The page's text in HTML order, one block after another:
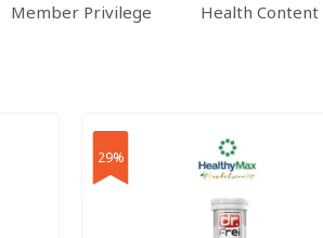
Member Privilege Health Content
29%